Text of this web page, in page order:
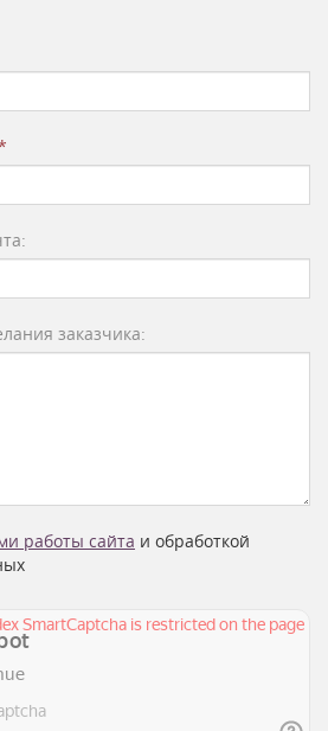
заказчика:
работы сайта и обработкой